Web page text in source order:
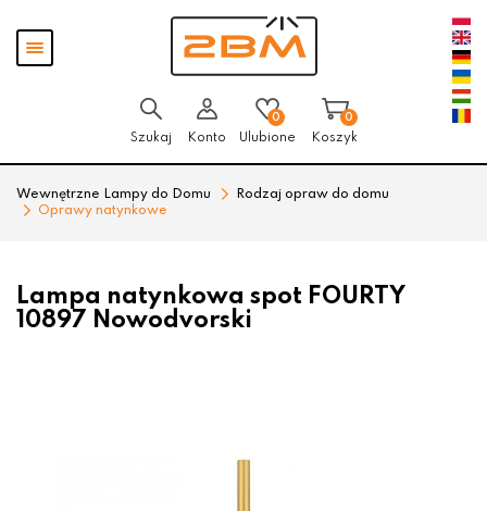
Pokaż
menu
Szukaj Konto
0
Ulubione
0
Koszyk
Wewnętrzne Lampy do Domu
Rodzaj opraw do domu
Oprawy natynkowe
Lampa natynkowa spot FOURTY
10897 Nowodvorski